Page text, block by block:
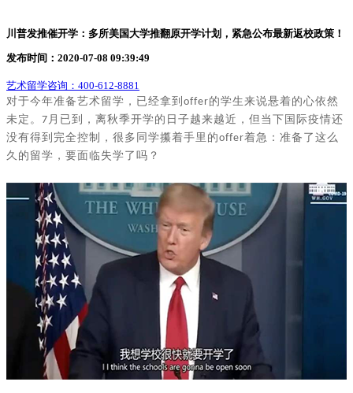
川普发推催开学：多所美国大学推翻原开学计划，紧急公布最新返校政策！
发布时间：2020-07-08 09:39:49
艺术留学咨询： 400-612-8881
对于今年准备艺术留学，已经拿到 offer的学生来说悬着的心依然
未定。 7 月已到，离秋季开学的日子越来越近，但当下国际疫情还
没有得到完全控制，很多同学攥着手里的offer着急：准备了这么
久的留学，要面临失学了吗？